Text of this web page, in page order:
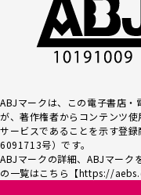
ABJマークは、この電子書店・
が、著作権者からコンテンツ
サービスであるこ とを示す登
6091713号）です。
ABJマークの詳細、ABJマーク
の一覧はこちら【https://